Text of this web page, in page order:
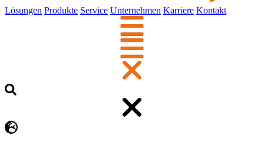
Lösungen Produkte Service Unternehmen Karriere Kontakt